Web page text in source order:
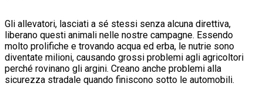
Gli allevatori, lasciati a sé stessi senza alcuna direttiva,
liberano questi animali nelle nostre campagne. Essendo
molto prolifiche e trovando acqua ed erba, le nutrie sono
diventate milioni, causando grossi problemi agli agricoltori
perché rovinano gli argini. Creano anche problemi alla
sicurezza stradale quando finiscono sotto le automobili.